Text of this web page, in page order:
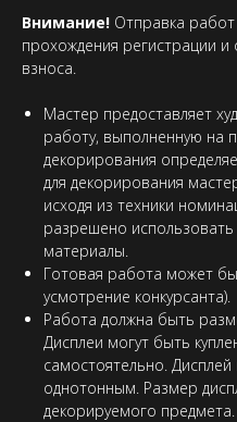
Внимание! Отправка
прохождения регистрации
взноса.
Мастер предоставляет
работу, выполненную на
декорирования
для декорирования
исходя из техники
разрешено
материалы.
Готовая работа может
усмотрение конкурсанта).
Работа должна быть
Дисплеи могут быть
самостоятельно.
однотонным. Размер
декорируемого предмета.